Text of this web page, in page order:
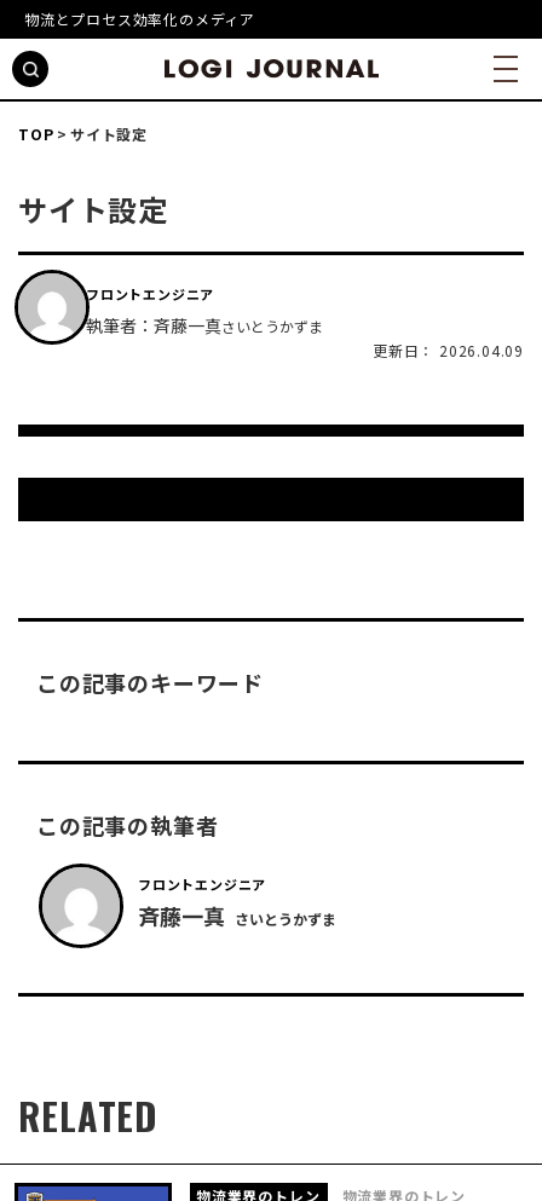
物流とプロセス効率化のメディア
TOP サイト設定
サイト設定
フロントエンジニア
執筆者：斉藤一真さいとうかずま
更新日： 2026.04.09
この記事のキーワード
この記事の執筆者
フロントエンジニア
斉藤一真 さいとうかずま
RELATED
物流業界のトレン 物流業界のトレン